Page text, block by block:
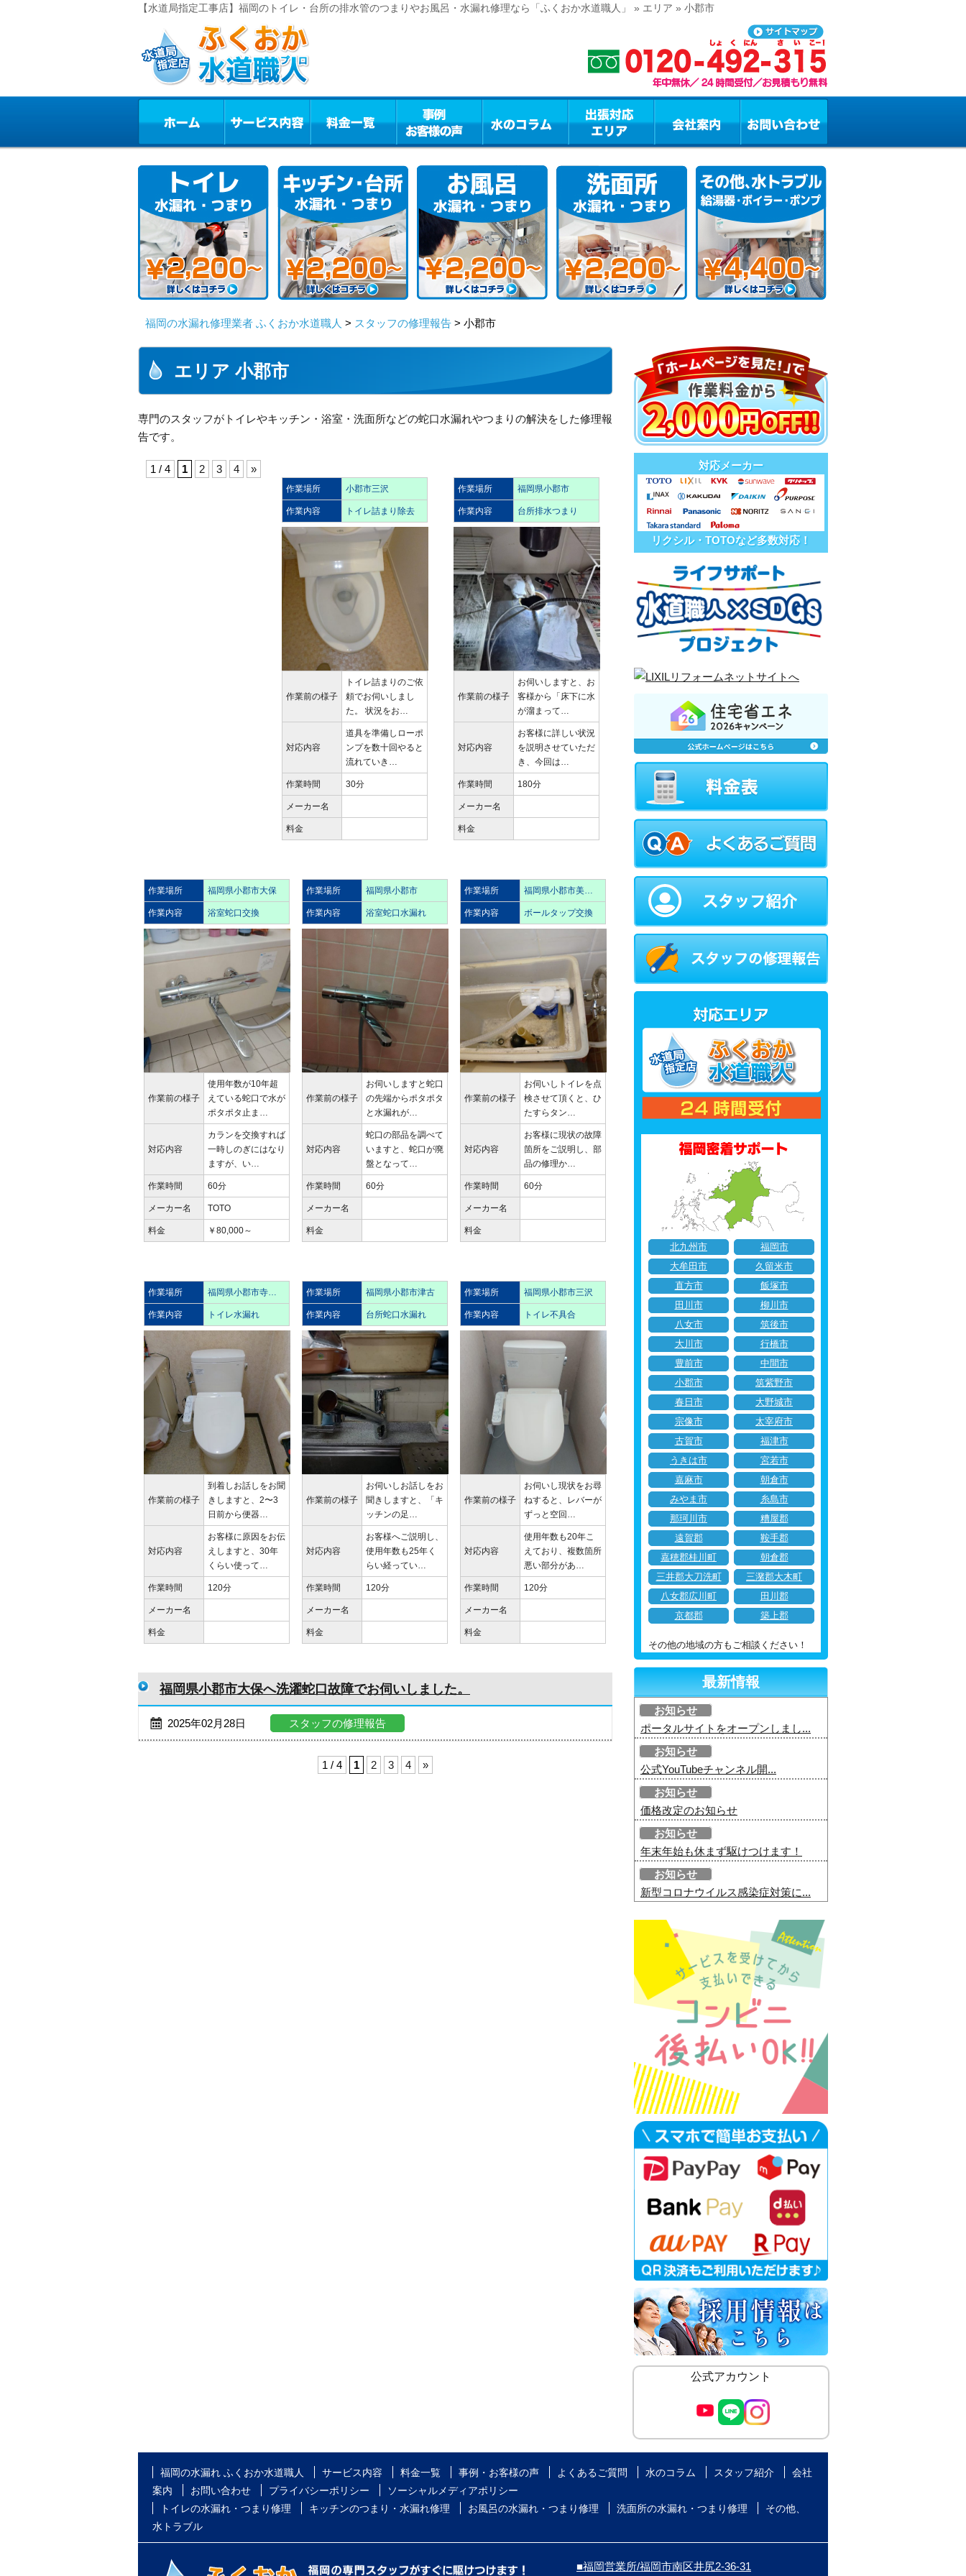
【水道局指定工事店】福岡のトイレ・台所の排水管のつまりやお風呂・水漏れ修理なら「ふくおか水道職人」 » エリア » 小郡市
福岡の水漏れ修理業者 ふくおか水道職人 > スタッフの修理報告 > 小郡市
エリア 小郡市
専門のスタッフがトイレやキッチン・浴室・洗面所などの蛇口水漏れやつまりの解決をした修理報
告です。
1 / 4 1 2 3 4 »
作業場所 小郡市三沢
作業内容 トイレ詰まり除去
作業前の様子
トイレ詰まりのご依
頼でお伺いしまし
た。 状況をお…
対応内容
道具を準備しローポ
ンプを数十回やると
流れていき…
作業時間 30分
メーカー名
料金
作業場所 福岡県小郡市
作業内容 台所排水つまり
作業前の様子
お伺いしますと、お
客様から「床下に水
が溜まって…
対応内容
お客様に詳しい状況
を説明させていただ
き、今回は…
作業時間 180分
メーカー名
料金
作業場所 福岡県小郡市大保
作業内容 浴室蛇口交換
作業前の様子
使用年数が10年超
えている蛇口で水が
ポタポタ止ま…
対応内容
カランを交換すれば
一時しのぎにはなり
ますが、い…
作業時間 60分
メーカー名 TOTO
料金 ￥80,000～
作業場所 福岡県小郡市
作業内容 浴室蛇口水漏れ
作業前の様子
お伺いしますと蛇口
の先端からポタポタ
と水漏れが…
対応内容
蛇口の部品を調べて
いますと、蛇口が廃
盤となって…
作業時間 60分
メーカー名
料金
作業場所 福岡県小郡市美…
作業内容 ボールタップ交換
作業前の様子
お伺いしトイレを点
検させて頂くと、ひ
たすらタン…
対応内容
お客様に現状の故障
箇所をご説明し、部
品の修理か…
作業時間 60分
メーカー名
料金
作業場所 福岡県小郡市寺…
作業内容 トイレ水漏れ
作業前の様子
到着しお話しをお聞
きしますと、2〜3
日前から便器…
対応内容
お客様に原因をお伝
えしますと、30年
くらい使って…
作業時間 120分
メーカー名
料金
作業場所 福岡県小郡市津古
作業内容 台所蛇口水漏れ
作業前の様子
お伺いしお話しをお
聞きしますと、「キ
ッチンの足…
対応内容
お客様へご説明し、
使用年数も25年く
らい経ってい…
作業時間 120分
メーカー名
料金
作業場所 福岡県小郡市三沢
作業内容 トイレ不具合
作業前の様子
お伺いし現状をお尋
ねすると、レバーが
ずっと空回…
対応内容
使用年数も20年こ
えており、複数箇所
悪い部分があ…
作業時間 120分
メーカー名
料金
福岡県小郡市大保へ洗濯蛇口故障でお伺いしました。
2025年02月28日 スタッフの修理報告
1 / 4 1 2 3 4 »
対応メーカー
リクシル・TOTOなど多数対応！
北九州市
福岡市
大牟田市
久留米市
直方市
飯塚市
田川市
柳川市
八女市
筑後市
大川市
行橋市
豊前市
中間市
小郡市
筑紫野市
春日市
大野城市
宗像市
太宰府市
古賀市
福津市
うきは市
宮若市
嘉麻市
朝倉市
みやま市
糸島市
那珂川市
糟屋郡
遠賀郡
鞍手郡
嘉穂郡桂川町
朝倉郡
三井郡大刀洗町
三潴郡大木町
八女郡広川町
田川郡
京都郡
築上郡
その他の地域の方もご相談ください！
最新情報
お知らせ
ポータルサイトをオープンしまし...
お知らせ
公式YouTubeチャンネル開...
お知らせ
価格改定のお知らせ
お知らせ
年末年始も休まず駆けつけます！
お知らせ
新型コロナウイルス感染症対策に...
公式アカウント
福岡の水漏れ ふくおか水道職人 サービス内容 料金一覧 事例・お客様の声 よくあるご質問 水のコラム スタッフ紹介
会社
案内
お問い合わせ プライバシーポリシー
ソーシャルメディアポリシー
トイレの水漏れ・つまり修理
キッチンのつまり・水漏れ修理 お風呂の水漏れ・つまり修理 洗面所の水漏れ・つまり修理
その他、
水トラブル
■福岡営業所/福岡市南区井尻2-36-31